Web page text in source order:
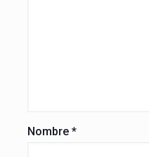
Nombre *